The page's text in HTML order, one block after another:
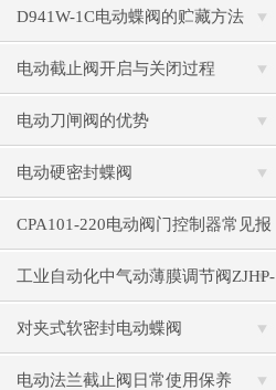
器的通信故障？
D941W-1C电动蝶阀的贮藏方法
电动截止阀开启与关闭过程
电动刀闸阀的优势
电动硬密封蝶阀
CPA101-220电动阀门控制器常见报
错代码解析：E01-E10故障处理
工业自动化中气动薄膜调节阀ZJHP-
16C的控制精度提升技巧
对夹式软密封电动蝶阀
电动法兰截止阀日常使用保养